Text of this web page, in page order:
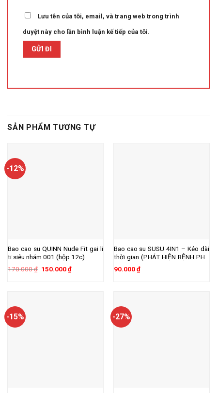
Lưu tên của tôi, email, và trang web trong trình
duyệt này cho lần bình luận kế tiếp của tôi.
SẢN PHẨM TƯƠNG TỰ
-12%
Bao cao su QUINN Nude Fit gai li
ti siêu nhám 001 (hộp 12c)
170.000₫ Giá
150.000₫Giá
hiện
Bao cao su SUSU 4IN1 – Kéo dài
thời gian (PHÁT HIỆN BỆNH PHỤ
NỮ)- hộp 12c
90.000₫
-15% -27%